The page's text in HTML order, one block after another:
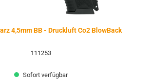
4,5mm BB - Druckluft Co2 BlowBack
111253
Sofort verfügbar